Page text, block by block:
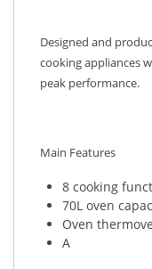
Designed and
cooking appliances
peak performance.
Main Features
8 cooking
70L oven
Oven
A